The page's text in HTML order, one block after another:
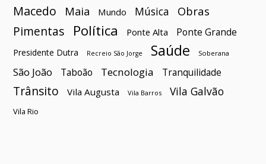
Macedo
Maia Mundo Música Obras
Pimentas Política Ponte Alta Ponte Grande
Presidente Dutra Recreio São Jorge Saúde Soberana
São João Taboão Tecnologia Tranquilidade
Trânsito Vila Augusta Vila Barros Vila Galvão
Vila Rio